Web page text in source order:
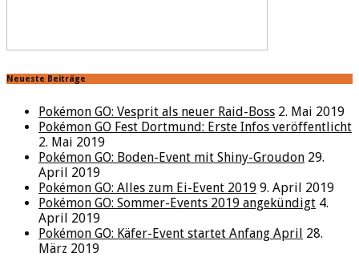
Neueste Beiträge
Pokémon GO: Vesprit als neuer Raid-Boss 2. Mai 2019
Pokémon GO Fest Dortmund: Erste Infos veröffentlicht
2. Mai 2019
Pokémon GO: Boden-Event mit Shiny-Groudon 29.
April 2019
Pokémon GO: Alles zum Ei-Event 2019 9. April 2019
Pokémon GO: Sommer-Events 2019 angekündigt 4.
April 2019
Pokémon GO: Käfer-Event startet Anfang April 28.
März 2019